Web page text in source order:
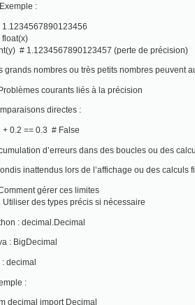
:
1.1234567890123456
float(x)
# 1.1234567890123457 (perte de précision)
grands nombres ou très petits nombres peuvent
courants liés à la précision
directes :
+ 0.2 == 0.3 # False
d’erreurs dans des boucles ou des
inattendus lors de l’affichage ou des calculs
gérer ces limites
Utiliser des types précis si nécessaire
: decimal.Decimal
: BigDecimal
: decimal
:
decimal import Decimal